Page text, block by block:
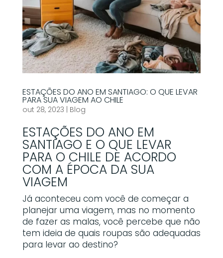
ESTAÇÕES DO ANO EM SANTIAGO: O QUE LEVAR
PARA SUA VIAGEM AO CHILE
out 28, 2023 Blog
ESTAÇÕES DO ANO EM
SANTIAGO E O QUE LEVAR
PARA O CHILE DE ACORDO
COM A ÉPOCA DA SUA
VIAGEM
Já aconteceu com você de começar a
planejar uma viagem, mas no momento
de fazer as malas, você percebe que não
tem ideia de quais roupas são adequadas
para levar ao destino?